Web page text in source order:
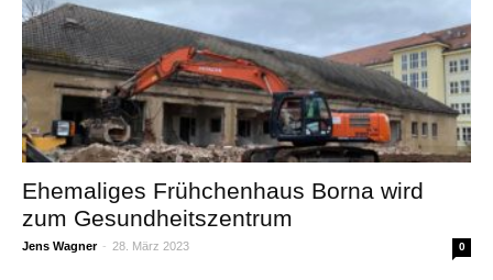
Ehemaliges Frühchenhaus Borna wird
zum Gesundheitszentrum
Jens Wagner - 28. März 2023 0